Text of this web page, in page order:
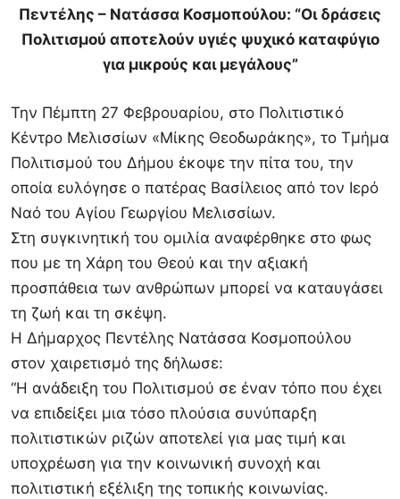
Πεντέλης – Νατάσσα Κοσμοπούλου: “Οι δράσεις
Πολιτισμού αποτελούν υγιές ψυχικό καταφύγιο
για μικρούς και μεγάλους”
Την Πέμπτη 27 Φεβρουαρίου, στο Πολιτιστικό
Κέντρο Μελισσίων «Μίκης Θεοδωράκης», το Τμήμα
Πολιτισμού του Δήμου έκοψε την πίτα του, την
οποία ευλόγησε ο πατέρας Βασίλειος από τον Ιερό
Ναό του Αγίου Γεωργίου Μελισσίων.
Στη συγκινητική του ομιλία αναφέρθηκε στο φως
που με τη Χάρη του Θεού και την αξιακή
προσπάθεια των ανθρώπων μπορεί να καταυγάσει
τη ζωή και τη σκέψη.
Η Δήμαρχος Πεντέλης Νατάσσα Κοσμοπούλου
στον χαιρετισμό της δήλωσε:
“Η ανάδειξη του Πολιτισμού σε έναν τόπο που έχει
να επιδείξει μια τόσο πλούσια συνύπαρξη
πολιτιστικών ριζών αποτελεί για μας τιμή και
υποχρέωση για την κοινωνική συνοχή και
πολιτιστική εξέλιξη της τοπικής κοινωνίας.